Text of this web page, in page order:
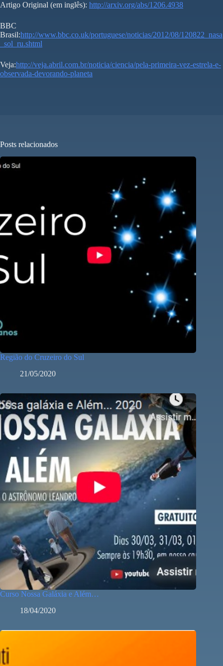
Artigo Original (em inglês): http://arxiv.org/abs/1206.4938
BBC
Brasil:http://www.bbc.co.uk/portuguese/noticias/2012/08/120822_nasa
_sol_ru.shtml
Veja:http://veja.abril.com.br/noticia/ciencia/pela-primeira-vez-estrela-e-
observada-devorando-planeta
Posts relacionados
Região do Cruzeiro do Sul
21/05/2020
Curso Nossa Galáxia e Além…
18/04/2020